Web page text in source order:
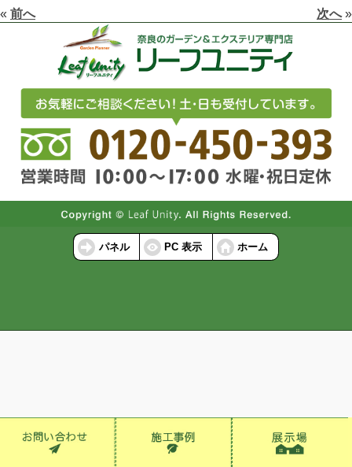
« 前へ 次へ»
パネル PC 表示 ホーム